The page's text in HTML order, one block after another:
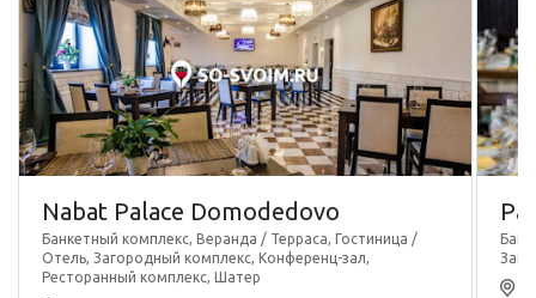
Nabat Palace Domodedovo
Банкетный комплекс, Веранда / Терраса, Гостиница /
Отель, Загородный комплекс, Конференц-зал,
Ресторанный комплекс, Шатер